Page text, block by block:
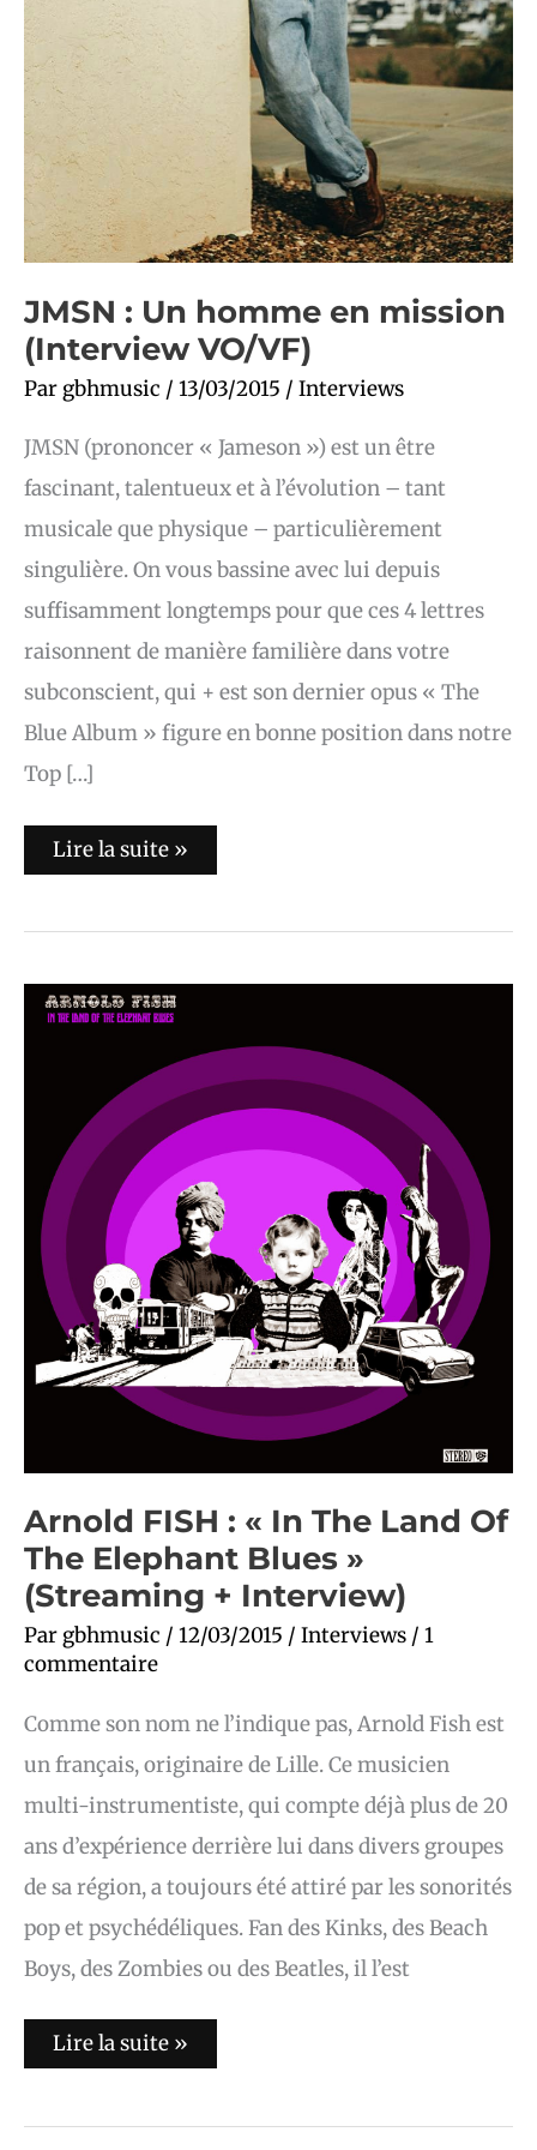
JMSN : Un homme en mission
(Interview VO/VF)
Par gbhmusic / 13/03/2015 / Interviews
JMSN (prononcer « Jameson ») est un être
fascinant, talentueux et à l’évolution – tant
musicale que physique – particulièrement
singulière. On vous bassine avec lui depuis
suffisamment longtemps pour que ces 4 lettres
raisonnent de manière familière dans votre
subconscient, qui + est son dernier opus « The
Blue Album » figure en bonne position dans notre
Top […]
Lire la suite »
Arnold FISH : « In The Land Of
The Elephant Blues »
(Streaming + Interview)
Par gbhmusic / 12/03/2015 / Interviews / 1
commentaire
Comme son nom ne l’indique pas, Arnold Fish est
un français, originaire de Lille. Ce musicien
multi-instrumentiste, qui compte déjà plus de 20
ans d’expérience derrière lui dans divers groupes
de sa région, a toujours été attiré par les sonorités
pop et psychédéliques. Fan des Kinks, des Beach
Boys, des Zombies ou des Beatles, il l’est
Arnold
FISH
The
Elephant
Blues »
(Streaming
Interview)
Lire la suite »